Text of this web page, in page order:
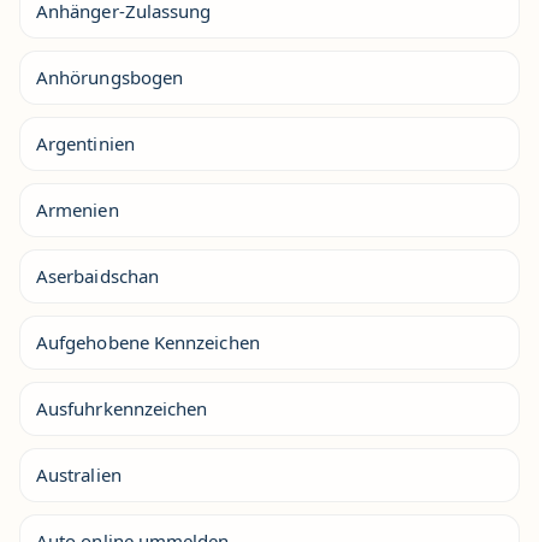
Anhänger-Zulassung
Anhörungsbogen
Argentinien
Armenien
Aserbaidschan
Aufgehobene Kennzeichen
Ausfuhrkennzeichen
Australien